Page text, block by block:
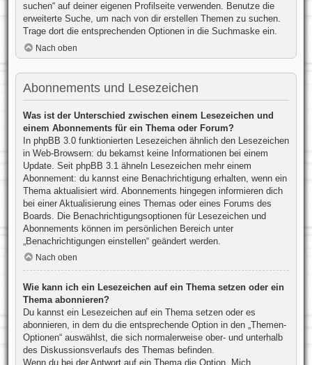
suchen“ auf deiner eigenen Profilseite verwenden. Benutze die
erweiterte Suche, um nach von dir erstellen Themen zu suchen.
Trage dort die entsprechenden Optionen in die Suchmaske ein.
Nach oben
Abonnements und Lesezeichen
Was ist der Unterschied zwischen einem Lesezeichen und
einem Abonnements für ein Thema oder Forum?
In phpBB 3.0 funktionierten Lesezeichen ähnlich den Lesezeichen
in Web-Browsern: du bekamst keine Informationen bei einem
Update. Seit phpBB 3.1 ähneln Lesezeichen mehr einem
Abonnement: du kannst eine Benachrichtigung erhalten, wenn ein
Thema aktualisiert wird. Abonnements hingegen informieren dich
bei einer Aktualisierung eines Themas oder eines Forums des
Boards. Die Benachrichtigungsoptionen für Lesezeichen und
Abonnements können im persönlichen Bereich unter
„Benachrichtigungen einstellen“ geändert werden.
Nach oben
Wie kann ich ein Lesezeichen auf ein Thema setzen oder ein
Thema abonnieren?
Du kannst ein Lesezeichen auf ein Thema setzen oder es
abonnieren, in dem du die entsprechende Option in den „Themen-
Optionen“ auswählst, die sich normalerweise ober- und unterhalb
des Diskussionsverlaufs des Themas befinden.
Wenn du bei der Antwort auf ein Thema die Option „Mich